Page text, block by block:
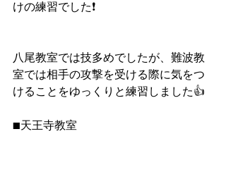
けの練習でした❗️
八尾教室では技多めでしたが、難波教
室では相手の攻撃を受ける際に気をつ
けることをゆっくりと練習しました👍
■天王寺教室